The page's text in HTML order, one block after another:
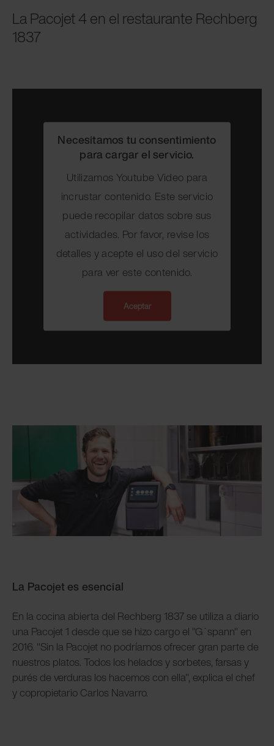
La Pacojet 4 en el restaurante Rechberg
1837
Necesitamos tu consentimiento
para cargar el servicio.
Utilizamos Youtube Video para
incrustar contenido. Este servicio
puede recopilar datos sobre sus
actividades. Por favor, revise los
detalles y acepte el uso del servicio
para ver este contenido.
Aceptar
La Pacojet es esencial
En la cocina abierta del Rechberg 1837 se utiliza a diario
una Pacojet 1 desde que se hizo cargo el "G`spann" en
2016. "Sin la Pacojet no podríamos ofrecer gran parte de
nuestros platos. Todos los helados y sorbetes, farsas y
purés de verduras los hacemos con ella", explica el chef
y copropietario Carlos Navarro.